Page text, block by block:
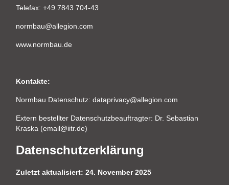
Telefax: +49 7843 704-43
normbau@allegion.com
www.normbau.de
Kontakte:
Normbau Datenschutz: dataprivacy@allegion.com
Extern bestellter Datenschutzbeauftragter: Dr. Sebastian
Kraska (email@iitr.de)
Datenschutzerklärung
Zuletzt aktualisiert: 24. November 2025